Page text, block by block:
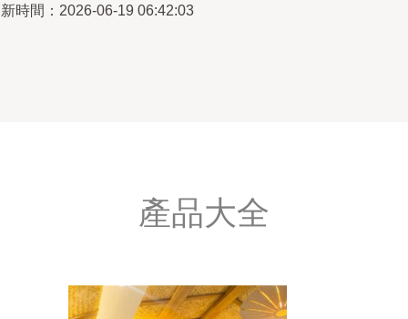
時間：2026-06-19 06:42:03
產品大全